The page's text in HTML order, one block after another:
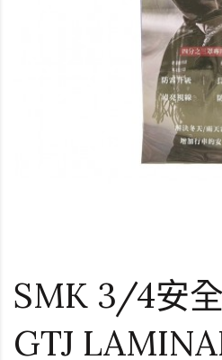
SMK 3/4安全
GTJ